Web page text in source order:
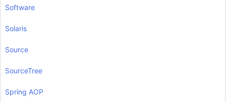
Software
Solaris
Source
SourceTree
Spring AOP